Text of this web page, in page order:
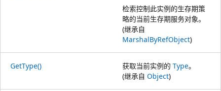
检索控制此实例的生存期策
略的当前生存期服务对象。
(继承自
MarshalByRefObject)
GetType() 获取当前实例的 Type。
(继承自 Object)